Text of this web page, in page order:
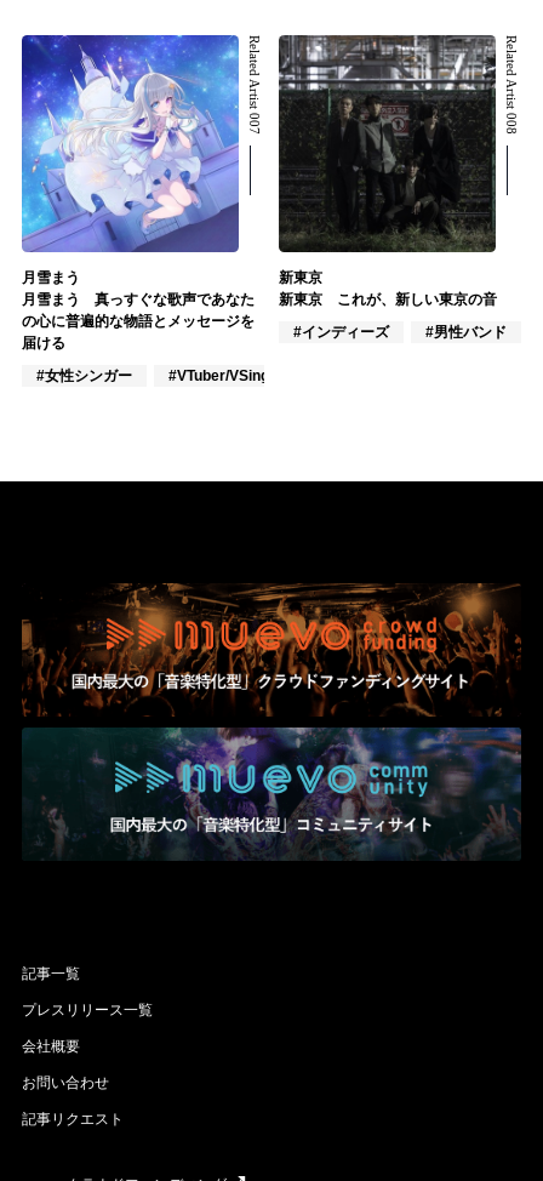
Related Artist 007
月雪まう
月雪まう 真っすぐな歌声であなた
の心に普遍的な物語とメッセージを
届ける
#女性シンガー
#VTuber/VSinger
Related Artist 008
新東京
新東京 これが、新しい東京の音
#インディーズ
#男性バンド
記事一覧
プレスリリース一覧
会社概要
お問い合わせ
記事リクエスト